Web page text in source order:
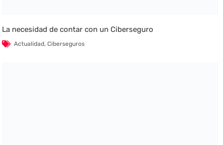
La necesidad de contar con un Ciberseguro
Actualidad,Ciberseguros